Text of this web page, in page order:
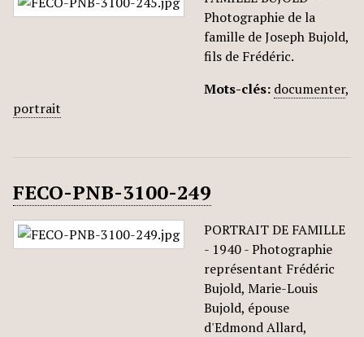
Photographie de la
famille de Joseph Bujold,
fils de Frédéric.
Mots-clés: documenter,
portrait
FECO-PNB-3100-249
PORTRAIT DE FAMILLE
- 1940 - Photographie
représentant Frédéric
Bujold, Marie-Louis
Bujold, épouse
d'Edmond Allard,